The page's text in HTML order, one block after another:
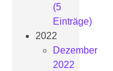
(5
Einträge)
2022
Dezember
2022